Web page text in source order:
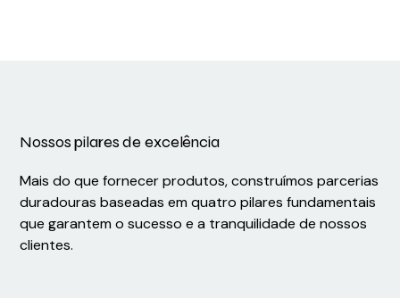
Nossos pilares de excelência
Mais do que fornecer produtos, construímos parcerias
duradouras baseadas em quatro pilares fundamentais
que garantem o sucesso e a tranquilidade de nossos
clientes.